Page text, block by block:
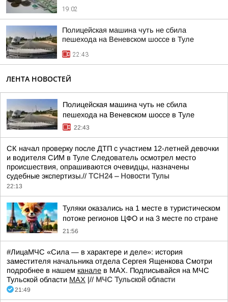
19:02
Полицейская машина чуть не сбила
пешехода на Веневском шоссе в Туле
22:43
ЛЕНТА НОВОСТЕЙ
Полицейская машина чуть не сбила
пешехода на Веневском шоссе в Туле
22:43
СК начал проверку после ДТП с участием 12-летней девочки
и водителя СИМ в Туле Следователь осмотрел место
происшествия, опрашиваются очевидцы, назначены
судебные экспертизы.// ТСН24 – Новости Тулы
22:13
Туляки оказались на 1 месте в туристическом
потоке регионов ЦФО и на 3 месте по стране
21:56
#ЛицаМЧС «Сила — в характере и деле»: история
заместителя начальника отдела Сергея Ященкова Смотри
подробнее в нашем канале в МАХ. Подписывайся на МЧС
Тульской области MAX |// МЧС Тульской области
21:49